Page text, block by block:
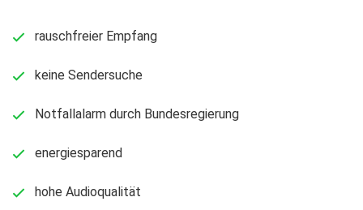
rauschfreier Empfang
keine Sendersuche
Notfallalarm durch Bundesregierung
energiesparend
hohe Audioqualität